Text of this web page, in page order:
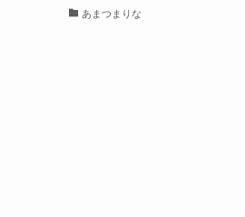
あまつまりな